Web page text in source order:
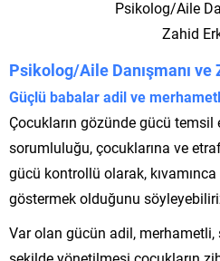
Psikolog/Aile
Zahid
Psikolog/Aile Danışmanı ve
Güçlü babalar adil ve
Çocukların gözünde gücü temsil
sorumluluğu, çocuklarına ve
gücü kontrollü olarak,
göstermek olduğunu
Var olan gücün adil, merhametli,